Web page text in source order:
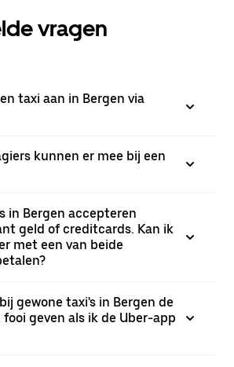
vragen
taxi aan in Bergen via
kunnen er mee bij een
in Bergen accepteren
geld of creditcards. Kan ik
met een van beide
gewone taxi's in Bergen de
geven als ik de Uber-app